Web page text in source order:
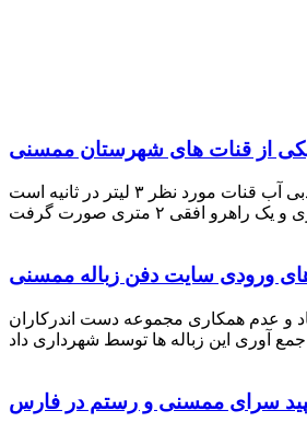
یکی از قنات های شهرستان ممسنی
احیای این قنات به گفته علیرضا ظهیر امامی رئیس کانون کارآفرینی فارس با بهره گیری از دانش و تجربه دکتر مرتضی تفتی پیشکسوت قنات های ایران انجام شد.دبی آب قنات مورد نظر ۳ لیتر در ثانیه است
ورودی سایت دفن زباله ممسنی
و عدم همکاری مجموعه دست اندرکاران
سرای ممسنی و رستم در فارس